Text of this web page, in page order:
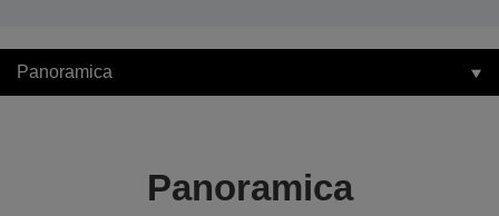
Panoramica
Panoramica